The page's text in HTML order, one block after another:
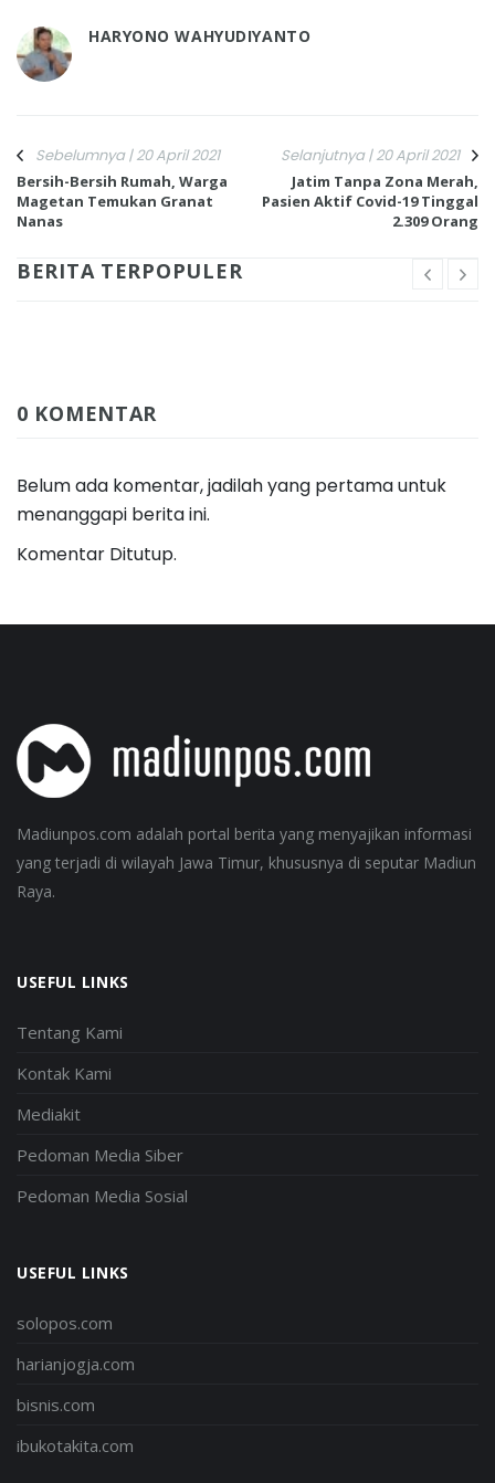
HARYONO WAHYUDIYANTO
Sebelumnya | 20 April 2021
Bersih-Bersih Rumah, Warga
Magetan Temukan Granat
Nanas
Selanjutnya | 20 April 2021
Jatim Tanpa Zona Merah,
Pasien Aktif Covid-19 Tinggal
2.309 Orang
BERITA TERPOPULER
0 KOMENTAR
Belum ada komentar, jadilah yang pertama untuk
menanggapi berita ini.
Komentar Ditutup.
Madiunpos.com adalah portal berita yang menyajikan informasi
yang terjadi di wilayah Jawa Timur, khususnya di seputar Madiun
Raya.
USEFUL LINKS
Tentang Kami
Kontak Kami
Mediakit
Pedoman Media Siber
Pedoman Media Sosial
USEFUL LINKS
solopos.com
harianjogja.com
bisnis.com
ibukotakita.com